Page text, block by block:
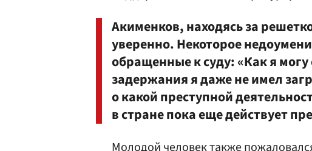
Акименков, находясь за
уверенно. Некоторое
обращенные к суду: «Как я
задержания я даже не имел
о какой преступной
в стране пока еще действует
Молодой человек также